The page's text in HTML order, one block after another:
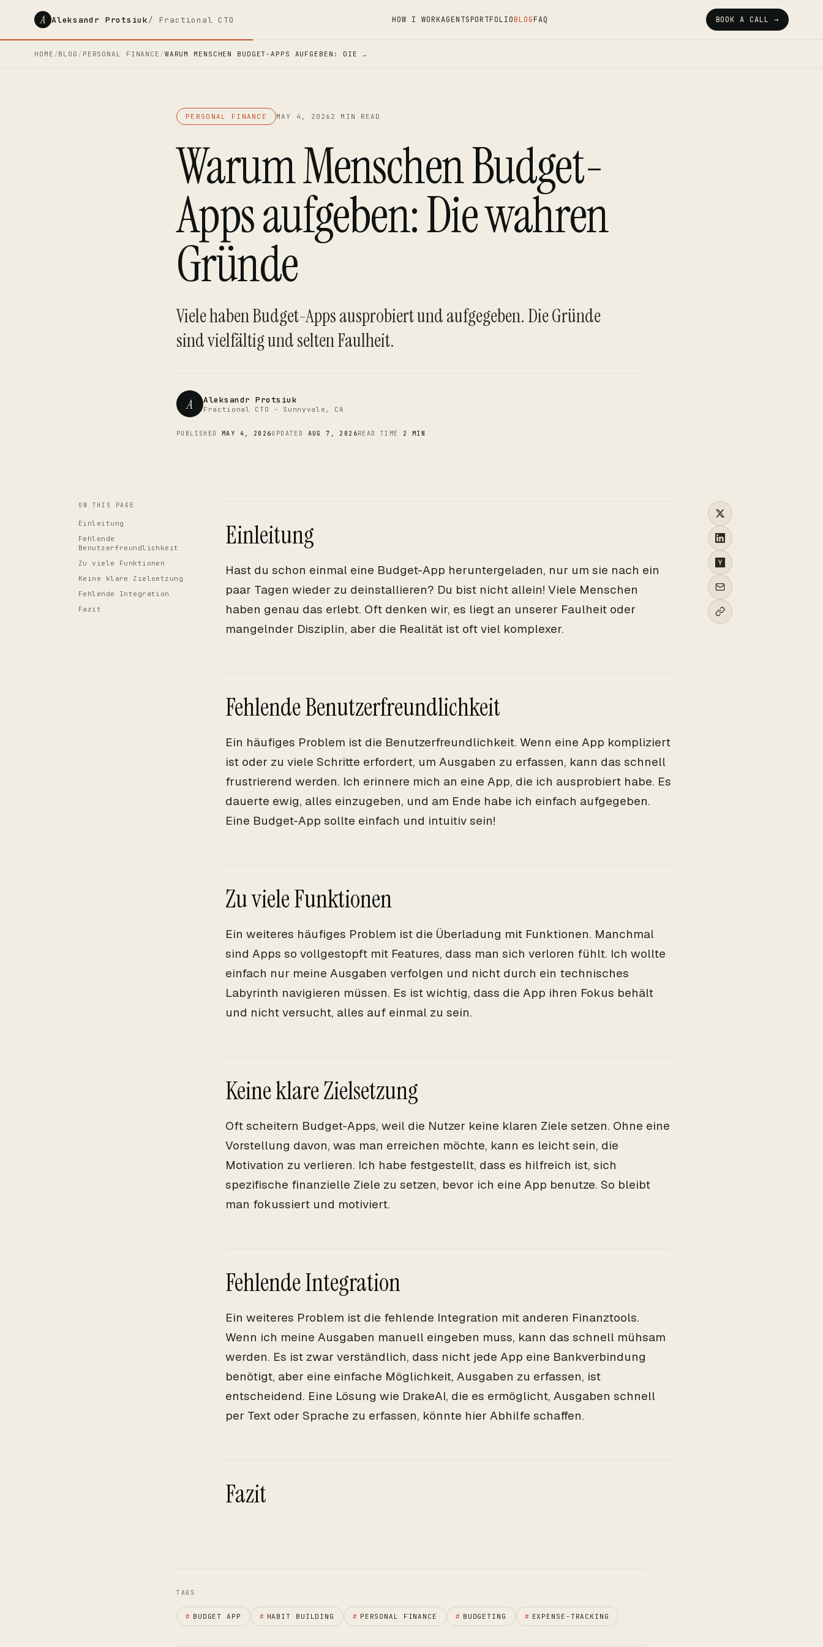
A Aleksandr Protsiuk/ Fractional CTO HOW I WORKAGENTSPORTFOLIOBLOGFAQ BOOK A CALL →
HOME /BLOG / PERSONAL FINANCE /WARUM MENSCHEN BUDGET-APPS AUFGEBEN: DIE …
PERSONAL FINANCE MAY 4, 2026 2 MIN READ
Warum Menschen Budget-
Apps aufgeben: Die wahren
Gründe
Viele haben Budget-Apps ausprobiert und aufgegeben. Die Gründe
sind vielfältig und selten Faulheit.
A Aleksandr Protsiuk
Fractional CTO - Sunnyvale, CA
PUBLISHED MAY 4, 2026UPDATED AUG 7, 2026READ TIME 2 MIN
CTO
ON THIS PAGE
Einleitung
Fehlende
Benutzerfreundlichkeit
Zu viele Funktionen
Keine klare Zielsetzung
Fehlende Integration
Fazit
Einleitung
Hast du schon einmal eine Budget-App heruntergeladen, nur um sie nach ein
paar Tagen wieder zu deinstallieren? Du bist nicht allein! Viele Menschen
haben genau das erlebt. Oft denken wir, es liegt an unserer Faulheit oder
mangelnder Disziplin, aber die Realität ist oft viel komplexer.
Fehlende Benutzerfreundlichkeit
Ein häufiges Problem ist die Benutzerfreundlichkeit. Wenn eine App kompliziert
ist oder zu viele Schritte erfordert, um Ausgaben zu erfassen, kann das schnell
frustrierend werden. Ich erinnere mich an eine App, die ich ausprobiert habe. Es
dauerte ewig, alles einzugeben, und am Ende habe ich einfach aufgegeben.
Eine Budget-App sollte einfach und intuitiv sein!
Zu viele Funktionen
Ein weiteres häufiges Problem ist die Überladung mit Funktionen. Manchmal
sind Apps so vollgestopft mit Features, dass man sich verloren fühlt. Ich wollte
einfach nur meine Ausgaben verfolgen und nicht durch ein technisches
Labyrinth navigieren müssen. Es ist wichtig, dass die App ihren Fokus behält
und nicht versucht, alles auf einmal zu sein.
Keine klare Zielsetzung
Oft scheitern Budget-Apps, weil die Nutzer keine klaren Ziele setzen. Ohne eine
Vorstellung davon, was man erreichen möchte, kann es leicht sein, die
Motivation zu verlieren. Ich habe festgestellt, dass es hilfreich ist, sich
spezifische finanzielle Ziele zu setzen, bevor ich eine App benutze. So bleibt
man fokussiert und motiviert.
Fehlende Integration
Ein weiteres Problem ist die fehlende Integration mit anderen Finanztools.
Wenn ich meine Ausgaben manuell eingeben muss, kann das schnell mühsam
werden. Es ist zwar verständlich, dass nicht jede App eine Bankverbindung
benötigt, aber eine einfache Möglichkeit, Ausgaben zu erfassen, ist
entscheidend. Eine Lösung wie DrakeAI, die es ermöglicht, Ausgaben schnell
per Text oder Sprache zu erfassen, könnte hier Abhilfe schaffen.
Fazit
TAGS
# BUDGET APP # HABIT BUILDING # PERSONAL FINANCE # BUDGETING # EXPENSE-TRACKING